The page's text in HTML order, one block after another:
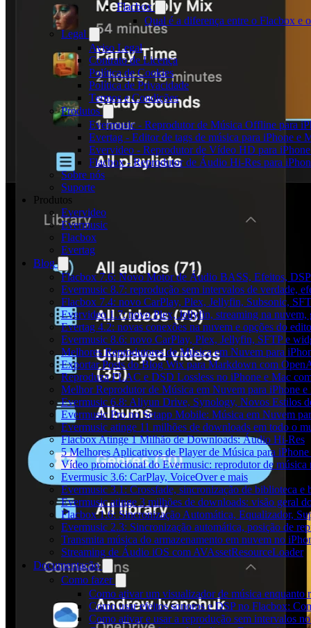
Flacbox
Qual é a diferença entre o Flacbox e
Legal
Aviso Legal
Contrato de Licença
Política de Cookies
Política de Privacidade
Termos e Condições
Produtos
Evermusic - Reprodutor de Música Offline para
Evertag - Editor de tags de música para iPhone e
Evervideo - Reprodutor de Vídeo HD para
Flacbox - Reprodutor de Áudio Hi-Res para
Sobre nós
Suporte
Produtos
Evervideo
Evermusic
Flacbox
Evertag
Blog
Flacbox 7.6: Novo Motor de Áudio BASS, Efeitos,
Evermusic 8.7: reprodução sem intervalos de verdade,
Flacbox 7.4: novo CarPlay, Plex, Jellyfin, Subsonic,
Evervideo 1.7: novo Plex, Jellyfin, streaming na nuvem,
Evertag 4.2: novas conexões na nuvem e opções do
Evermusic 8.6: novo CarPlay, Plex, Jellyfin, SFTP e
Melhores Reprodutores de Música em Nuvem para
Exportar Posts do Blog Wix para Markdown com
Reproduza FLAC e DSD Lossless no iPhone e Mac
Melhor Reprodutor de Música em Nuvem para iPhone e
Evermusic 6.8: Aliyun Drive, Synology, Novos Estilos
Evermusic Pro no Setapp Mobile: Música em Nuvem
Evermusic atinge 11 milhões de downloads em todo o
Flacbox Atinge 1 Milhão de Downloads: Áudio Hi-Res
5 Melhores Aplicativos de Player de Música para
Vídeo promocional do Evermusic: reprodutor de música
Evermusic 3.6: CarPlay, VoiceOver e mais
Evermusic 3.1: Crossfade, sincronização de biblioteca e
Evermusic atinge 3 milhões de downloads: visão geral
Flacbox 1.6: Sincronização Automática, Equalizador,
Evermusic 2.3: Sincronização automática, posição de
Transmita música do armazenamento em nuvem no
Streaming de Áudio iOS com AVAssetResourceLoader
Documentação
Como fazer
Como ativar um visualizador de música enquanto
Como usar efeitos sonoros e DSP no Flacbox:
Como ativar e usar a reprodução sem intervalos